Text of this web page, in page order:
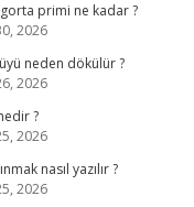
primi ne kadar ?
2026
neden dökülür ?
2026
?
2026
nasıl yazılır ?
2026